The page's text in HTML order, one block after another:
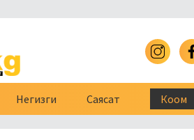
Негизги Саясат Коом